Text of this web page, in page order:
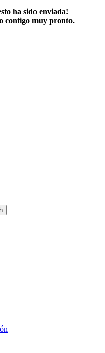
ha sido enviada!
contigo muy pronto.